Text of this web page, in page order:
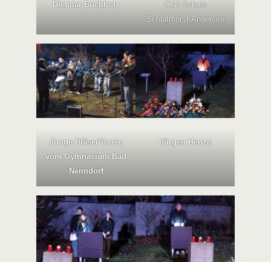
Dietmar Buchholz
CJD-Schule
Schlaffhorst-Andersen
Junge Bläser*innen
vom Gymnasium Bad
Nenndorf
Jürgen Henze